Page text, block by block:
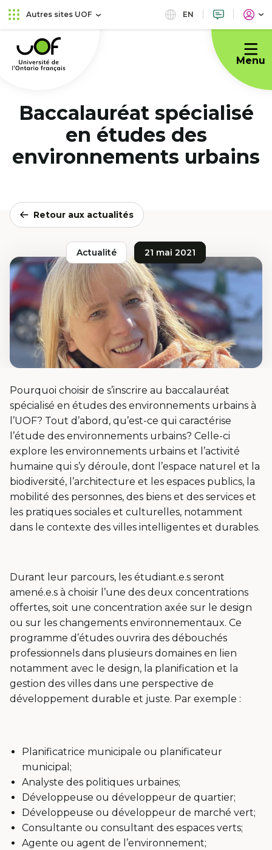
Aller
au
principal
Passer
au
contenu
Autres sites UOF EN
Université
de
l'Ontario
Menu
Baccalauréat spécialisé
en études des
environnements urbains
Retour aux actualités
Actualité 21 mai 2021
Pourquoi choisir de s’inscrire au baccalauréat
spécialisé en études des environnements urbains à
l’UOF? Tout d’abord, qu’est-ce qui caractérise
l’étude des environnements urbains? Celle-ci
explore les environnements urbains et l’activité
humaine qui s’y déroule, dont l’espace naturel et la
biodiversité, l’architecture et les espaces publics, la
mobilité des personnes, des biens et des services et
les pratiques sociales et culturelles, notamment
dans le contexte des villes intelligentes et durables.
Durant leur parcours, les étudiant.e.s seront
amené.e.s à choisir l’une des deux concentrations
offertes, soit une concentration axée sur le design
ou sur les changements environnementaux. Ce
programme d’études ouvrira des débouchés
professionnels dans plusieurs domaines en lien
notamment avec le design, la planification et la
gestion des villes dans une perspective de
développement durable et juste. Par exemple :
Planificatrice municipale ou planificateur
municipal;
Analyste des politiques urbaines;
Développeuse ou développeur de quartier;
Développeuse ou développeur de marché vert;
Consultante ou consultant des espaces verts;
Agente ou agent de l’environnement;